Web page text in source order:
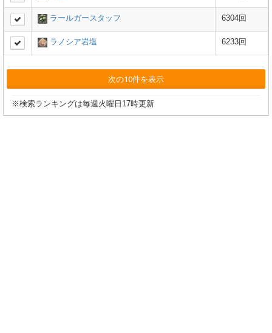
ラールガースタッフ 6304回
ラノシア岩塩 6233回
次の10件を表示
※検索ランキングは毎週火曜日17時更新